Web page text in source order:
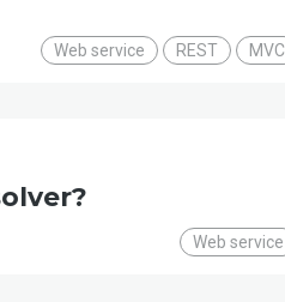
Web service REST MVC
Web service